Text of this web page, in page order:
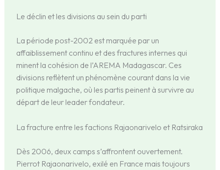
Le déclin et les divisions au sein du parti
La période post-2002 est marquée par un
affaiblissement continu et des fractures internes qui
minent la cohésion de l’AREMA Madagascar. Ces
divisions reflètent un phénomène courant dans la vie
politique malgache, où les partis peinent à survivre au
départ de leur leader fondateur.
La fracture entre les factions Rajaonarivelo et Ratsiraka
Dès 2006, deux camps s’affrontent ouvertement.
Pierrot Rajaonarivelo, exilé en France mais toujours